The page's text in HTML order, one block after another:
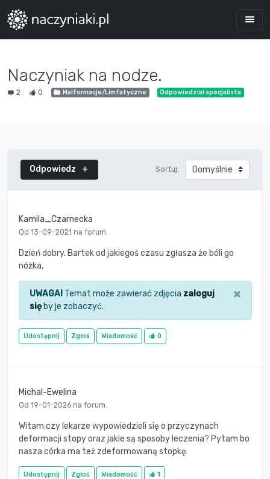
Naczyniak na nodze.
2 0 Malformacje/Limfatyczne Odpowiedział specjalista
Odpowiedz Sortuj:
Kamila_Czarnecka
Od 13-09-2021 na forum.
Dzień dobry. Bartek od jakiegoś czasu zgłasza że bóli go
nóżka,
UWAGA! Temat może zawierać zdjęcia zaloguj
się by je zobaczyć.
×
Udostępnij Zgłoś Wiadomość 0
Michal-Ewelina
Od 19-01-2026 na forum.
Witam.czy lekarze wypowiedzieli się o przyczynach
deformacji stopy oraz jakie są sposoby leczenia? Pytam bo
nasza córka ma też zdeformowaną stopkę
Udostępnij Zgłoś Wiadomość 1